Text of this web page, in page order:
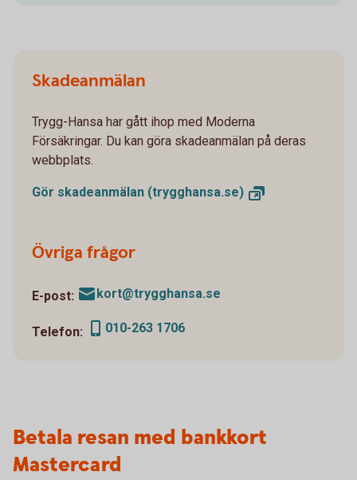
Skadeanmälan
Trygg-Hansa har gått ihop med Moderna
Försäkringar. Du kan göra skadeanmälan på deras
webbplats.
Gör skadeanmälan (trygghansa.se)
Övriga frågor
E-post: kort@trygghansa.se
Telefon: 010-263 1706
Betala resan med bankkort
Mastercard